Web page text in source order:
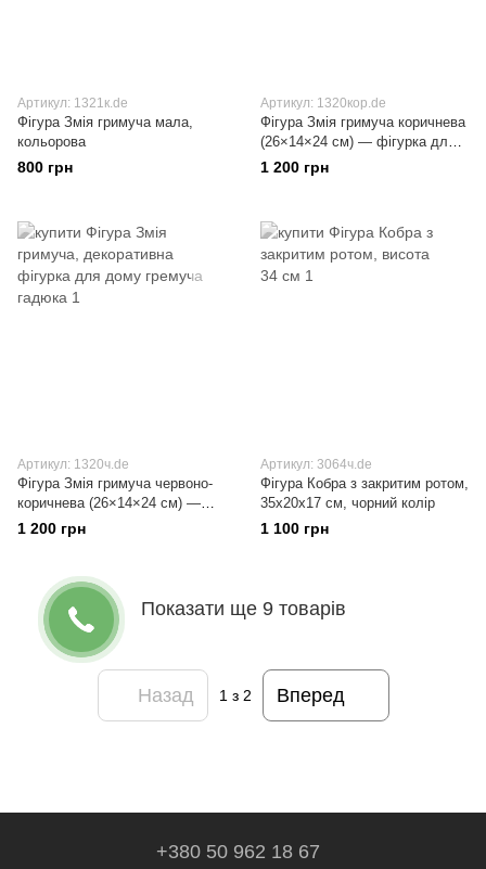
Артикул: 1321к.de
Фігура Змія гримуча мала,
кольорова
800 грн
Артикул: 1320кор.de
Фігура Змія гримуча коричнева
(26×14×24 см) — фігурка для
декору дому
1 200 грн
Артикул: 1320ч.de
Фігура Змія гримуча червоно-
коричнева (26×14×24 см) —
декоративна фігурка для дому
1 200 грн
Артикул: 3064ч.de
Фігура Кобра з закритим ротом,
35х20х17 см, чорний колір
1 100 грн
Показати ще 9 товарів
Назад 1 з 2 Вперед
+380 50 962 18 67